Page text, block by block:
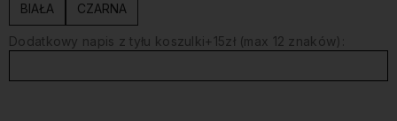
BIAŁA
CZARNA
Dodatkowy napis z tyłu koszulki+15zł (max 12 znaków):